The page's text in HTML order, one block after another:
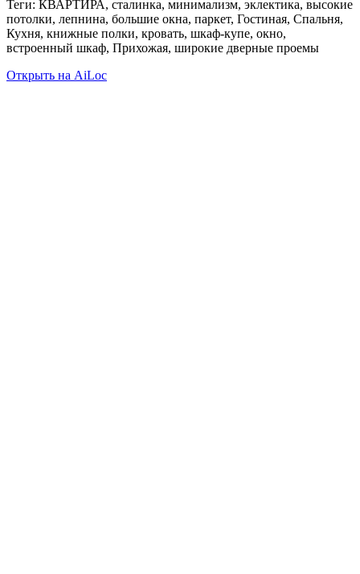
Теги: КВАРТИРА, сталинка, минимализм, эклектика, высокие
потолки, лепнина, большие окна, паркет, Гостиная, Спальня,
Кухня, книжные полки, кровать, шкаф-купе, окно,
встроенный шкаф, Прихожая, широкие дверные проемы
Открыть на AiLoc